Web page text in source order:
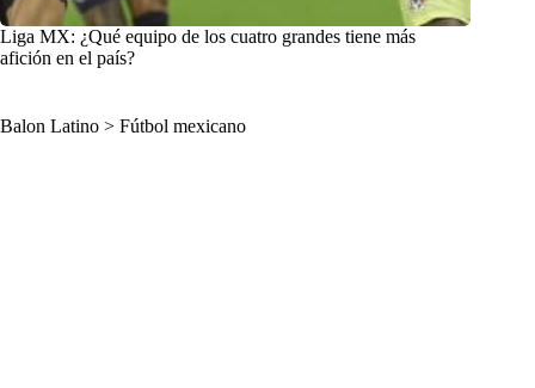
Liga MX: ¿Qué equipo de los cuatro grandes tiene más
afición en el país?
Balon Latino > Fútbol mexicano